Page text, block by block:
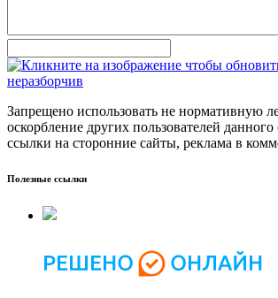
Запрещено использовать не нормативную
оскорбление других пользователей
ссылки на сторонние сайты, реклама в
Полезные ссылки